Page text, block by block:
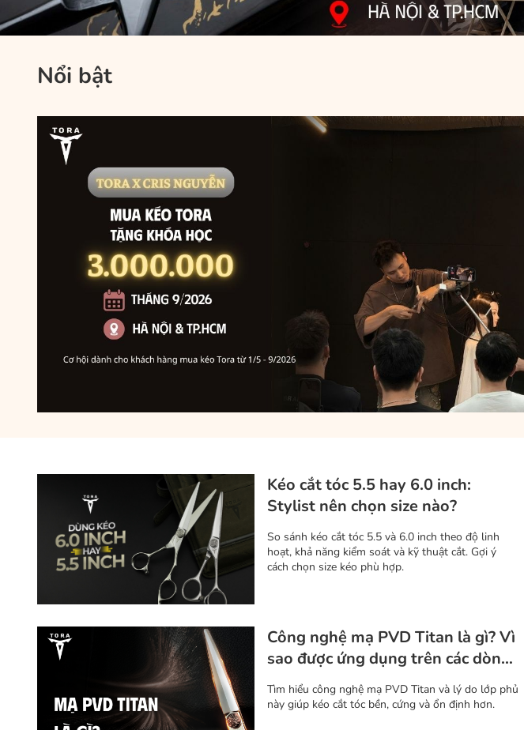
Nổi bật
Kéo cắt tóc 5.5 hay 6.0 inch:
Stylist nên chọn size nào?
So sánh kéo cắt tóc 5.5 và 6.0 inch theo độ linh
hoạt, khả năng kiểm soát và kỹ thuật cắt. Gợi ý
cách chọn size kéo phù hợp.
Công nghệ mạ PVD Titan là gì? Vì
sao được ứng dụng trên các dòng
kéo cắt tóc cao cấp?
Tìm hiểu công nghệ mạ PVD Titan và lý do lớp phủ
này giúp kéo cắt tóc bền, cứng và ổn định hơn.